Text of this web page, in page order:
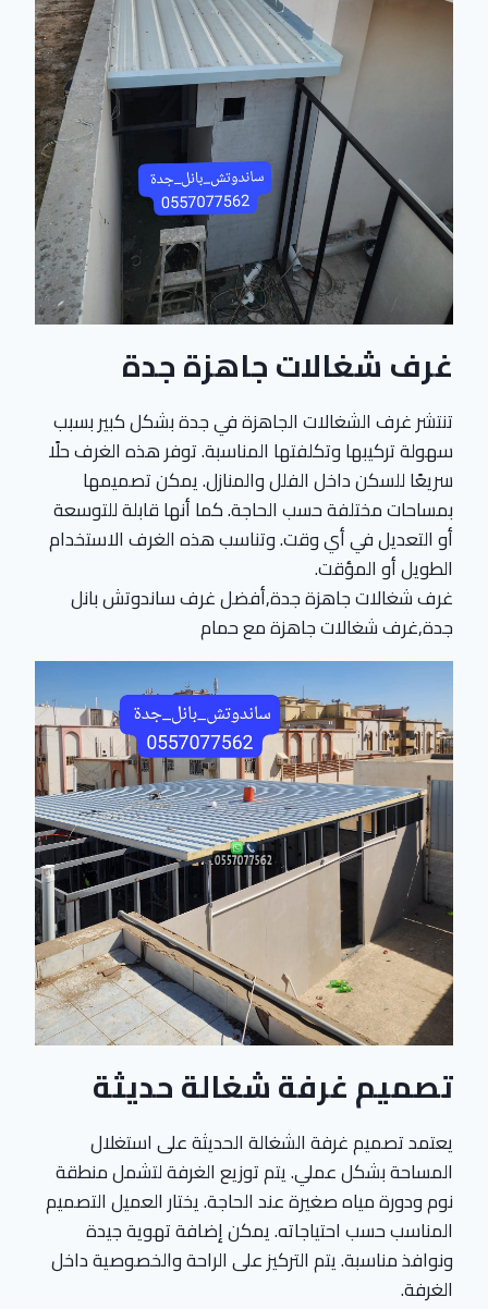
غرف شغالات جاهزة جدة
تنتشر غرف الشغالات الجاهزة في جدة بشكل كبير بسبب
سهولة تركيبها وتكلفتها المناسبة. توفر هذه الغرف حلًا
سريعًا للسكن داخل الفلل والمنازل. يمكن تصميمها
بمساحات مختلفة حسب الحاجة. كما أنها قابلة للتوسعة
أو التعديل في أي وقت. وتناسب هذه الغرف الاستخدام
الطويل أو المؤقت.
غرف شغالات جاهزة جدة,أفضل غرف ساندوتش بانل
جدة,غرف شغالات جاهزة مع حمام
تصميم غرفة شغالة حديثة
يعتمد تصميم غرفة الشغالة الحديثة على استغلال
المساحة بشكل عملي. يتم توزيع الغرفة لتشمل منطقة
نوم ودورة مياه صغيرة عند الحاجة. يختار العميل التصميم
المناسب حسب احتياجاته. يمكن إضافة تهوية جيدة
ونوافذ مناسبة. يتم التركيز على الراحة والخصوصية داخل
الغرفة.